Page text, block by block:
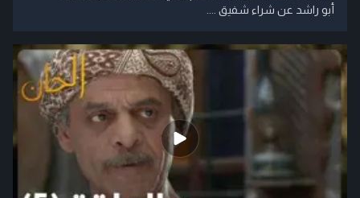
أبو راشد عن شراء شفيق ....